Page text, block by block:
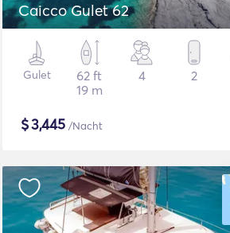
Caicco Gulet 62
Gulet
62 ft
19 m
4 2
$3,445 /Nacht